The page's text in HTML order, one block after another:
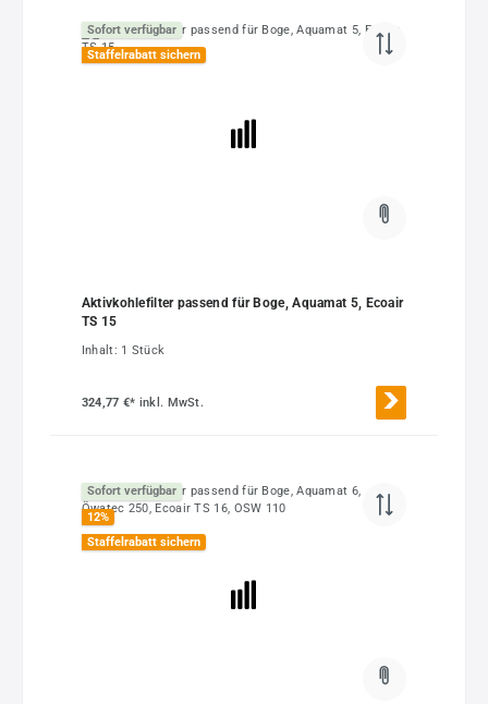
Sofort verfügbar
Staffelrabatt sichern
Aktivkohlefilter passend für Boge, Aquamat 5, Ecoair
TS 15
Inhalt: 1 Stück
324,77 €* inkl. MwSt.
Sofort verfügbar
12%
Staffelrabatt sichern